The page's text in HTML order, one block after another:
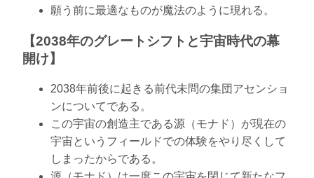
願う前に最適なものが魔法のように現れる。
【2038年のグレートシフトと宇宙時代の幕
開け】
2038年前後に起きる前代未問の集団アセンショ
ンについてである。
この宇宙の創造主である源（モナド）が現在の
宇宙というフィールドでの体験をやり尽くして
しまったからである。